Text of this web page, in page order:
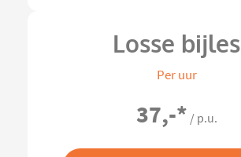
Losse bijles
Per uur
37,-* / p.u.